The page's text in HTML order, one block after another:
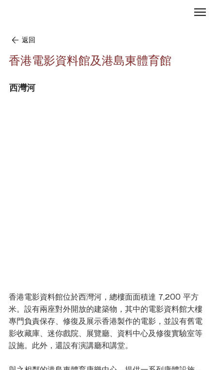
返回
香港電影資料館及港島東體育館
西灣河
香港電影資料館位於西灣河，總樓面面積達 7,200 平方
米。設有兩座對外開放的建築物，其中的電影資料館大樓
專門負責保存、修復及展示香港製作的電影，並設有舊電
影收藏庫、迷你戲院、展覽廳、資料中心及修復實驗室等
設施。此外，還設有演講廳和講堂。